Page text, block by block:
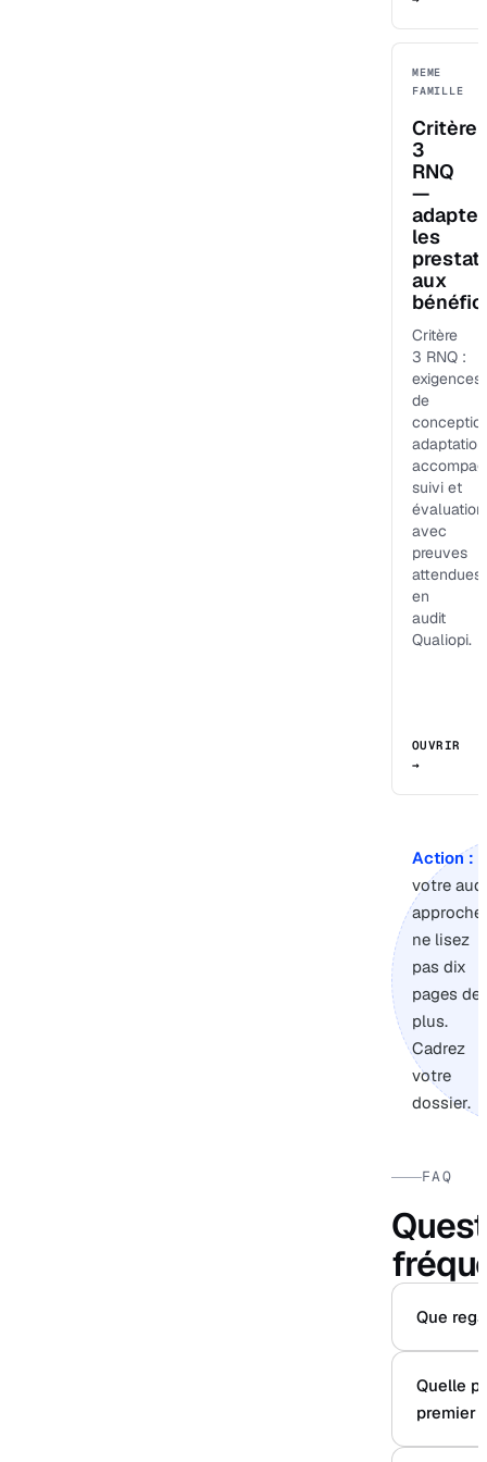
MEME
FAMILLE
Critère
3
RNQ
—
adapter
les
aux
Critère
3 RNQ :
exigences
de
suivi et
évaluation
avec
preuves
attendues
en
audit
Qualiopi.
OUVRIR
→
Action :
votre
approche,
ne lisez
pas dix
pages de
plus.
Cadrez
votre
dossier.
FAQ
Que
Quelle
premier